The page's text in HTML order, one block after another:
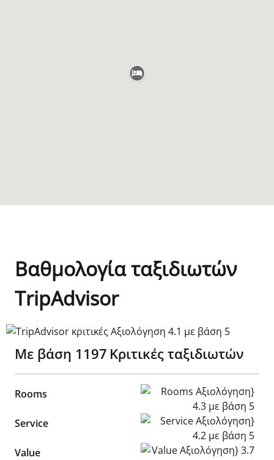
Βαθμολογία ταξιδιωτών
TripAdvisor
TripAdvisor κριτικές Αξιολόγηση 4.1 με βάση 5
Με βάση 1197 Κριτικές ταξιδιωτών
Rooms Rooms Αξιολόγηση} 4.3 με
Service Service Αξιολόγηση} 4.2 με
Value Value Αξιολόγηση} 3.7 με